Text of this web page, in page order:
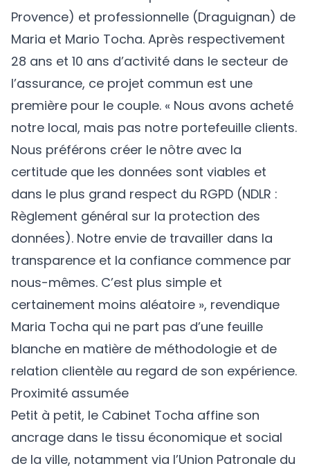
Provence) et professionnelle (Draguignan) de
Maria et Mario Tocha. Après respectivement
28 ans et 10 ans d’activité dans le secteur de
l’assurance, ce projet commun est une
première pour le couple. « Nous avons acheté
notre local, mais pas notre portefeuille clients.
Nous préférons créer le nôtre avec la
certitude que les données sont viables et
dans le plus grand respect du RGPD (NDLR :
Règlement général sur la protection des
données). Notre envie de travailler dans la
transparence et la confiance commence par
nous-mêmes. C’est plus simple et
certainement moins aléatoire », revendique
Maria Tocha qui ne part pas d’une feuille
blanche en matière de méthodologie et de
relation clientèle au regard de son expérience.
Proximité assumée
Petit à petit, le Cabinet Tocha affine son
ancrage dans le tissu économique et social
de la ville, notamment via l’Union Patronale du